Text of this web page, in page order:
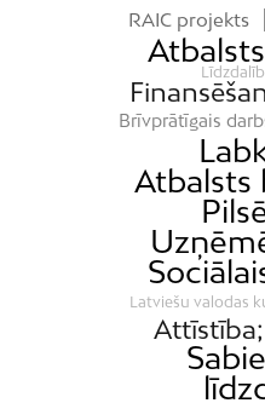
RAIC projekts
Brīvprātīgais
Atbalsts
Latviešu valodas